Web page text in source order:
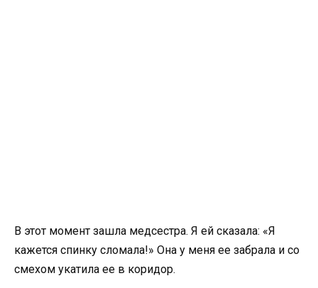
В этот момент зашла медсестра. Я ей сказала: «Я
кажется спинку сломала!» Она у меня ее забрала и со
смехом укатила ее в коридор.